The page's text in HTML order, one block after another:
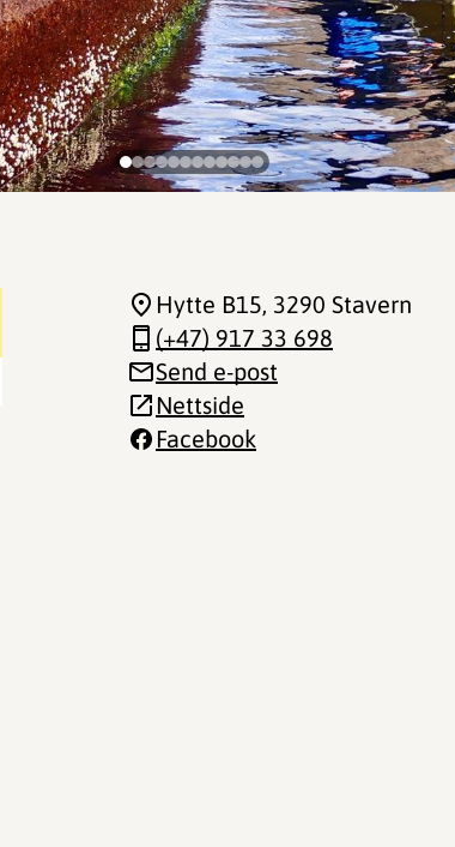
Hytte B15, 3290 Stavern
(+47) 917 33 698
Send e-post
Nettside
Facebook